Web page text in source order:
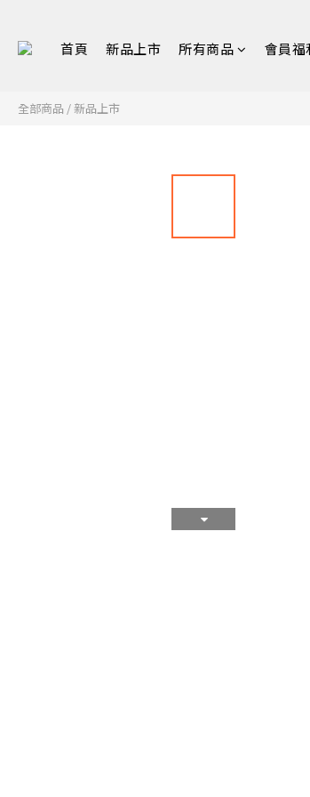
首頁 新品上市 所有商品 會員福
全部商品 /新品上市